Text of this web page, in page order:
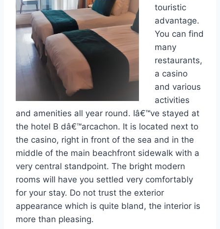
touristic
advantage.
You can find
many
restaurants,
a casino
and various
activities
and amenities all year round. Iâ€™ve stayed at
the hotel B dâ€™arcachon. It is located next to
the casino, right in front of the sea and in the
middle of the main beachfront sidewalk with a
very central standpoint. The bright modern
rooms will have you settled very comfortably
for your stay. Do not trust the exterior
appearance which is quite bland, the interior is
more than pleasing.